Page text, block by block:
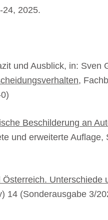
24, 2025.
und Ausblick, in: Sven
,
Beschilderung an
und erweiterte Auflage,
Unterschiede
14 (Sonderausgabe 3/